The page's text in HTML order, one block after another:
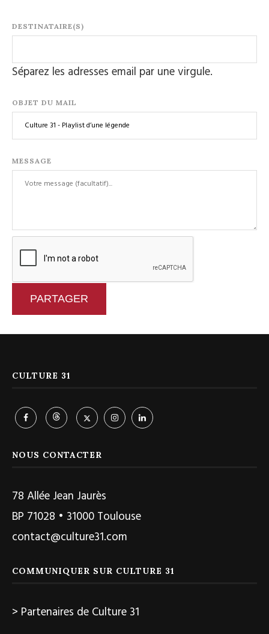
DESTINATAIRE(S)
Séparez les adresses email par une virgule.
OBJET DU MAIL
MESSAGE
PARTAGER
CULTURE 31
NOUS CONTACTER
78 Allée Jean Jaurès
BP 71028 • 31000 Toulouse
contact@culture31.com
COMMUNIQUER SUR CULTURE 31
> Partenaires de Culture 31